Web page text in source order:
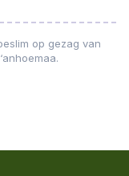
op gezag van